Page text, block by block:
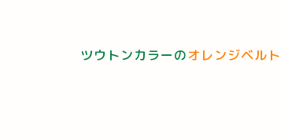
ツウトンカラーのオレンジベルト